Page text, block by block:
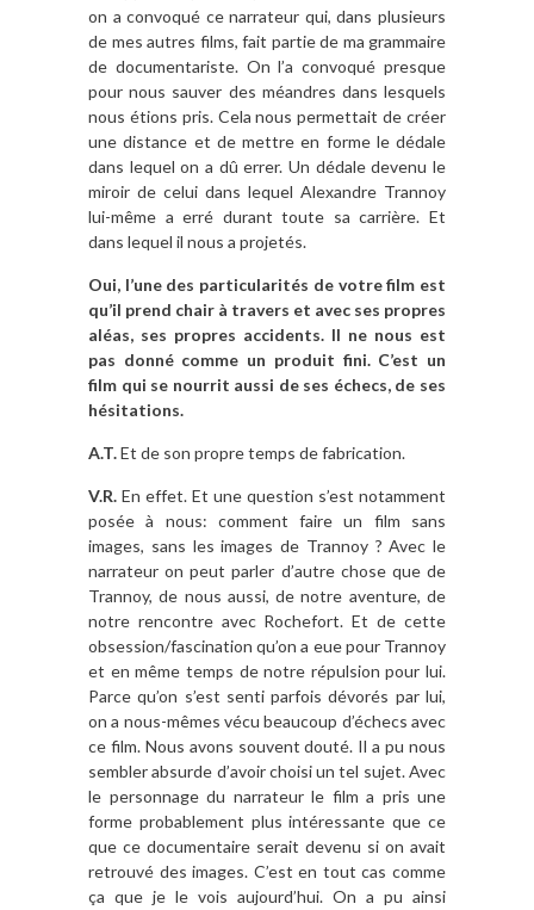
on a convoqué ce narrateur qui, dans plusieurs
de mes autres films, fait partie de ma grammaire
de documentariste. On l’a convoqué presque
pour nous sauver des méandres dans lesquels
nous étions pris. Cela nous permettait de créer
une distance et de mettre en forme le dédale
dans lequel on a dû errer. Un dédale devenu le
miroir de celui dans lequel Alexandre Trannoy
lui-même a erré durant toute sa carrière. Et
dans lequel il nous a projetés.
Oui, l’une des particularités de votre film est
qu’il prend chair à travers et avec ses propres
aléas, ses propres accidents. Il ne nous est
pas donné comme un produit fini. C’est un
film qui se nourrit aussi de ses échecs, de ses
hésitations.
A.T.Et de son propre temps de fabrication.
V.R. En effet. Et une question s’est notamment
posée à nous: comment faire un film sans
images, sans les images de Trannoy ? Avec le
narrateur on peut parler d’autre chose que de
Trannoy, de nous aussi, de notre aventure, de
notre rencontre avec Rochefort. Et de cette
obsession/fascination qu’on a eue pour Trannoy
et en même temps de notre répulsion pour lui.
Parce qu’on s’est senti parfois dévorés par lui,
on a nous-mêmes vécu beaucoup d’échecs avec
ce film. Nous avons souvent douté. Il a pu nous
sembler absurde d’avoir choisi un tel sujet. Avec
le personnage du narrateur le film a pris une
forme probablement plus intéressante que ce
que ce documentaire serait devenu si on avait
retrouvé des images. C’est en tout cas comme
ça que je le vois aujourd’hui. On a pu ainsi